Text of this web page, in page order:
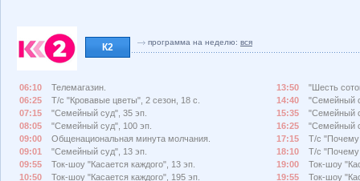
К2 программа на неделю: вся
06:10
Телемагазин.
06:25
Т/с "Кровавые цветы", 2 сезон, 18 с.
07:15
"Семейный суд", 35 эп.
08:05
"Семейный суд", 100 эп.
09:00
Общенациональная минута молчания.
09:01
"Семейный суд", 13 эп.
09:55
Ток-шоу "Касается каждого", 13 эп.
10:50
Ток-шоу "Касается каждого", 195 эп.
13:50
"Шесть
14:40
"Семейный
15:35
"Семейный
16:25
"Семейный
17:15
Т/с
18:10
Т/с
19:00
Ток-шоу
19:55
Ток-шоу